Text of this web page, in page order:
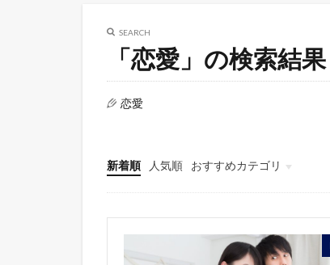
SEARCH
「恋愛」の検索結果
恋愛
新着順 人気順
おすすめカテゴリ
結婚
恋愛
占い
雑記